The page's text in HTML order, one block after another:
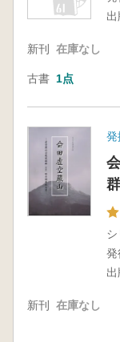
出
新刊 在庫なし
古書 1点
発
シ
発
出
新刊 在庫なし